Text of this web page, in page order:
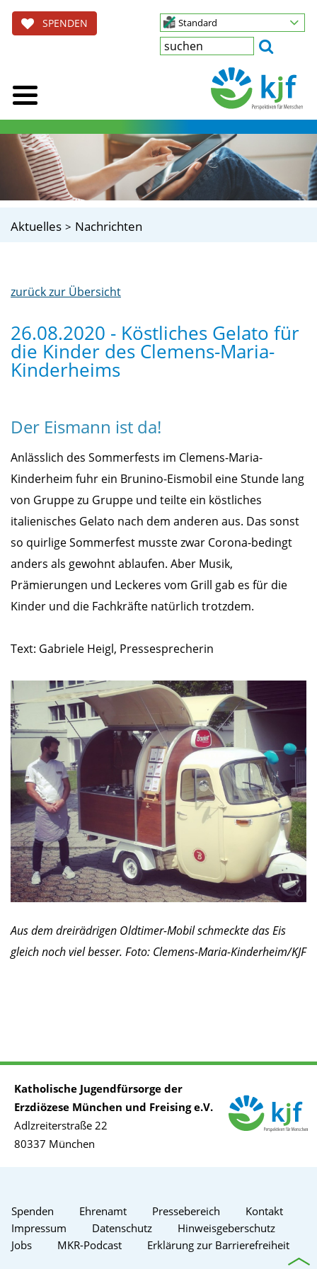
SPENDEN Standard
Aktuelles Nachrichten
zurück zur Übersicht
26.08.2020 - Köstliches Gelato für
die Kinder des Clemens-Maria-
Kinderheims
Der Eismann ist da!
Anlässlich des Sommerfests im Clemens-Maria-
Kinderheim fuhr ein Brunino-Eismobil eine Stunde lang
von Gruppe zu Gruppe und teilte ein köstliches
italienisches Gelato nach dem anderen aus. Das sonst
so quirlige Sommerfest musste zwar Corona-bedingt
anders als gewohnt ablaufen. Aber Musik,
Prämierungen und Leckeres vom Grill gab es für die
Kinder und die Fachkräfte natürlich trotzdem.
Text: Gabriele Heigl, Pressesprecherin
Aus dem dreirädrigen Oldtimer-Mobil schmeckte das Eis
gleich noch viel besser. Foto: Clemens-Maria-Kinderheim/KJF
Katholische Jugendfürsorge der
Erzdiözese München und Freising e.V.
Adlzreiterstraße 22
80337 München
Spenden Ehrenamt Pressebereich
Kontakt
Impressum
Datenschutz
Hinweisgeberschutz
Jobs
MKR-Podcast Erklärung zur Barrierefreiheit